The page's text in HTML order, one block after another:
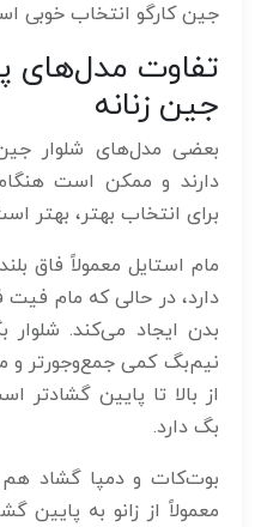
جین کارگو انتخاب خوبی
تفاوت مدل‌های
جین زنانه
بعضی مدل‌های شلوار
دارند و ممکن است
برای انتخاب بهتر، بهتر
مام استایل معمولاً فاق
دارد، در حالی که مام
بدن ایجاد می‌کند. شلوار
نیم‌بگ کمی جمع‌وجورتر و
از بالا تا پایین
بگ دارد.
بوت‌کات و دمپا گشاد هم
معمولاً از زانو به پایین